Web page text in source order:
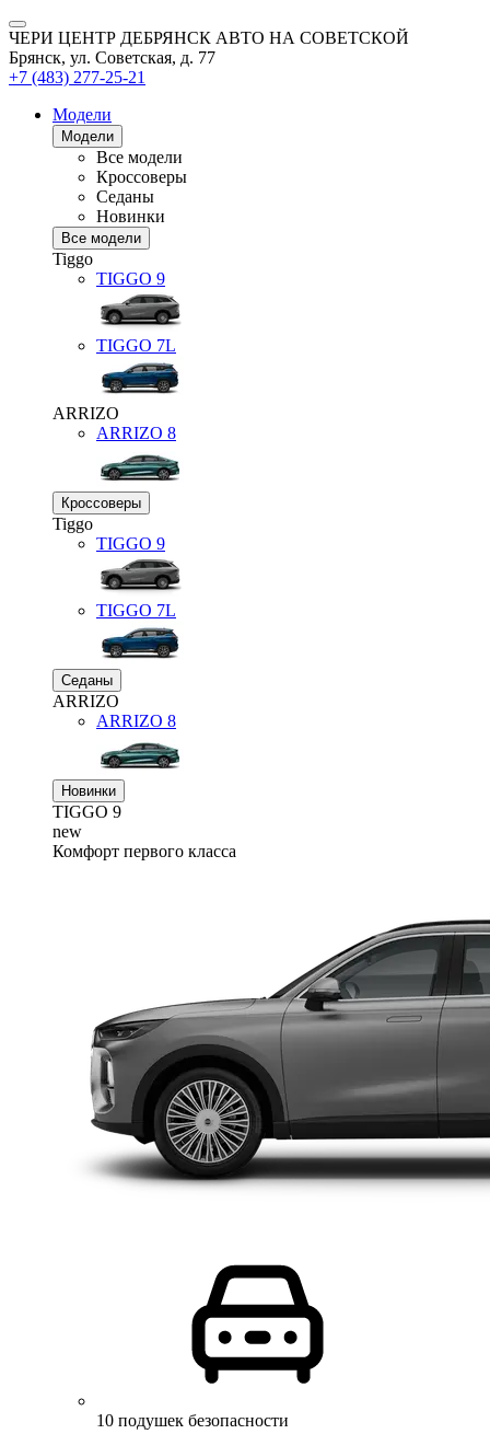
ЧЕРИ ЦЕНТР ДЕБРЯНСК АВТО НА СОВЕТСКОЙ
Брянск, ул. Советская, д. 77
+7 (483) 277-25-21
Модели
Модели
Все модели
Кроссоверы
Седаны
Новинки
Все модели
Tiggo
TIGGO 9
TIGGO 7L
ARRIZO
ARRIZO 8
Кроссоверы
Tiggo
TIGGO 9
TIGGO 7L
Седаны
ARRIZO
ARRIZO 8
Новинки
TIGGO 9
new
Комфорт первого класса
10 подушек безопасности